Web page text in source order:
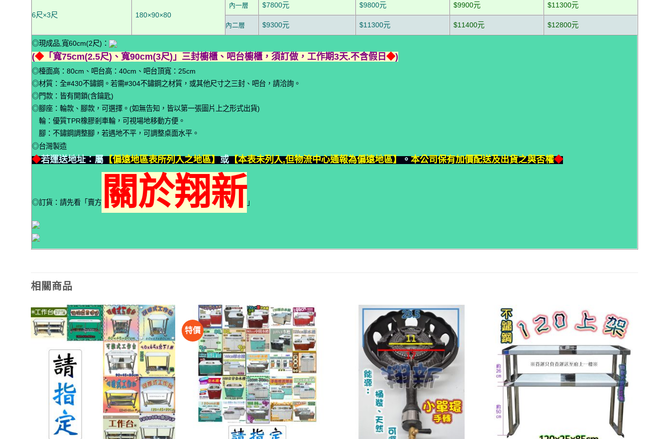
6尺×3尺 180×90×80
內一層 $7800元 $9800元 $9900元 $11300元
內二層 $9300元 $11300元 $11400元 $12800元
◎現成品,寬60cm(2尺)：
(◆ 「寬75cm(2.5尺)、寬90cm(3尺)」三封櫥櫃、吧台櫥櫃，須訂做，工作期3天.不含假日 ◆)
◎檯面高：80cm、吧台高：40cm、吧台頂寬：25cm
◎材質：全#430不鏽鋼。若需#304不鏽鋼之材質，或其他尺寸之三封、吧台，請洽詢。
◎門款：皆有開鎖(含鑰匙)
◎腳座：輪款、腳款，可選擇。(如無告知，皆以第一張圖片上之形式出貨)
輪：優質TPR橡膠剎車輪，可視場地移動方便。
腳：不鏽鋼調整腳，若遇地不平，可調整桌面水平。
◎台灣製造
◆若運送地址：屬【偏遠地區表所列入之地區】或【本表未列入,但物流中心通報為偏遠地區】。本公司保有加價配送及出貨之與否權◆
◎訂貨：請先看「賣方 關於翔新 」
相關商品
特價